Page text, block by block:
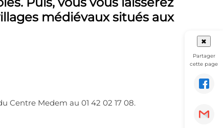
médiévaux situés aux
Centre Medem au 01 42 02 17 08.
✖
Partager
cette page